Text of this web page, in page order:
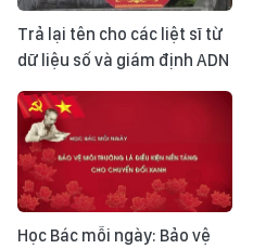
Trả lại tên cho các liệt sĩ từ
dữ liệu số và giám định ADN
Học Bác mỗi ngày: Bảo vệ